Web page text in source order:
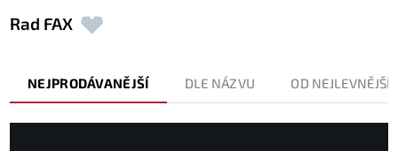
Rad FAX
NEJPRODÁVANĚJŠÍ DLE NÁZVU OD